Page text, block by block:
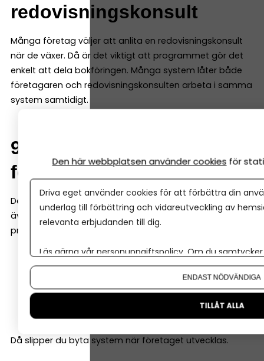
redovisningskonsult
Många företag väljer att anlita en redovisningskonsult
när de växer. Då är det viktigt att programmet gör det
enkelt att dela bokföringen. Många system låter både
företagaren och redovisningskonsulten arbeta i samma
system samtidigt.
9. Möjlighet att växa med
företaget
Det bokföringsprogram du väljer i början bör fungera
även när företaget växer. Det är därför bra om
programmet även kan hantera saker som:
löner
lager
Då slipper du byta system när företaget utvecklas.
Den här webbplatsen använder cookies för
Driva eget använder cookies för att förbättra din
underlag till förbättring och vidareutveckling av
relevanta erbjudanden till dig.
Läs gärna vår personuppgiftspolicy. Om du
Om du vill ändra ditt val i efterhand hittar du den
ENDAST NÖDVÄNDIGA
TILLÅT ALLA